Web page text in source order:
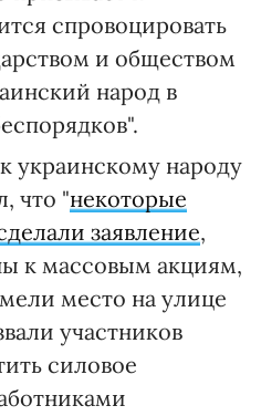
спровоцировать
и обществом
народ в
украинскому народу
что "некоторые
заявление,
к массовым акциям,
место на улице
участников
силовое